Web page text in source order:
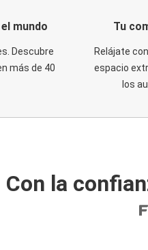
mundo
Descubre
más de 40
Tu
Relájate
espacio
los
Con la